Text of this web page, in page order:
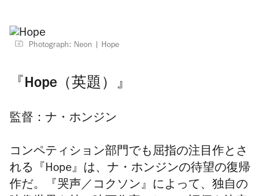
Photograph: Neon Hope
『Hope（英題）』
監督：ナ・ホンジン
コンペティション部門でも屈指の注目作とさ
れる『Hope』は、ナ・ホンジンの待望の復帰
作だ。『哭声／コクソン』によって、独自の